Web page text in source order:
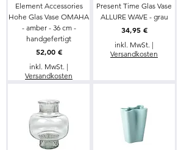
Element Accessories
Hohe Glas Vase OMAHA
- amber - 36 cm -
handgefertigt
Preis
52,00 €
inkl. MwSt. |
Versandkosten
Present Time Glas Vase
ALLURE WAVE - grau
Preis
34,95 €
inkl. MwSt. |
Versandkosten